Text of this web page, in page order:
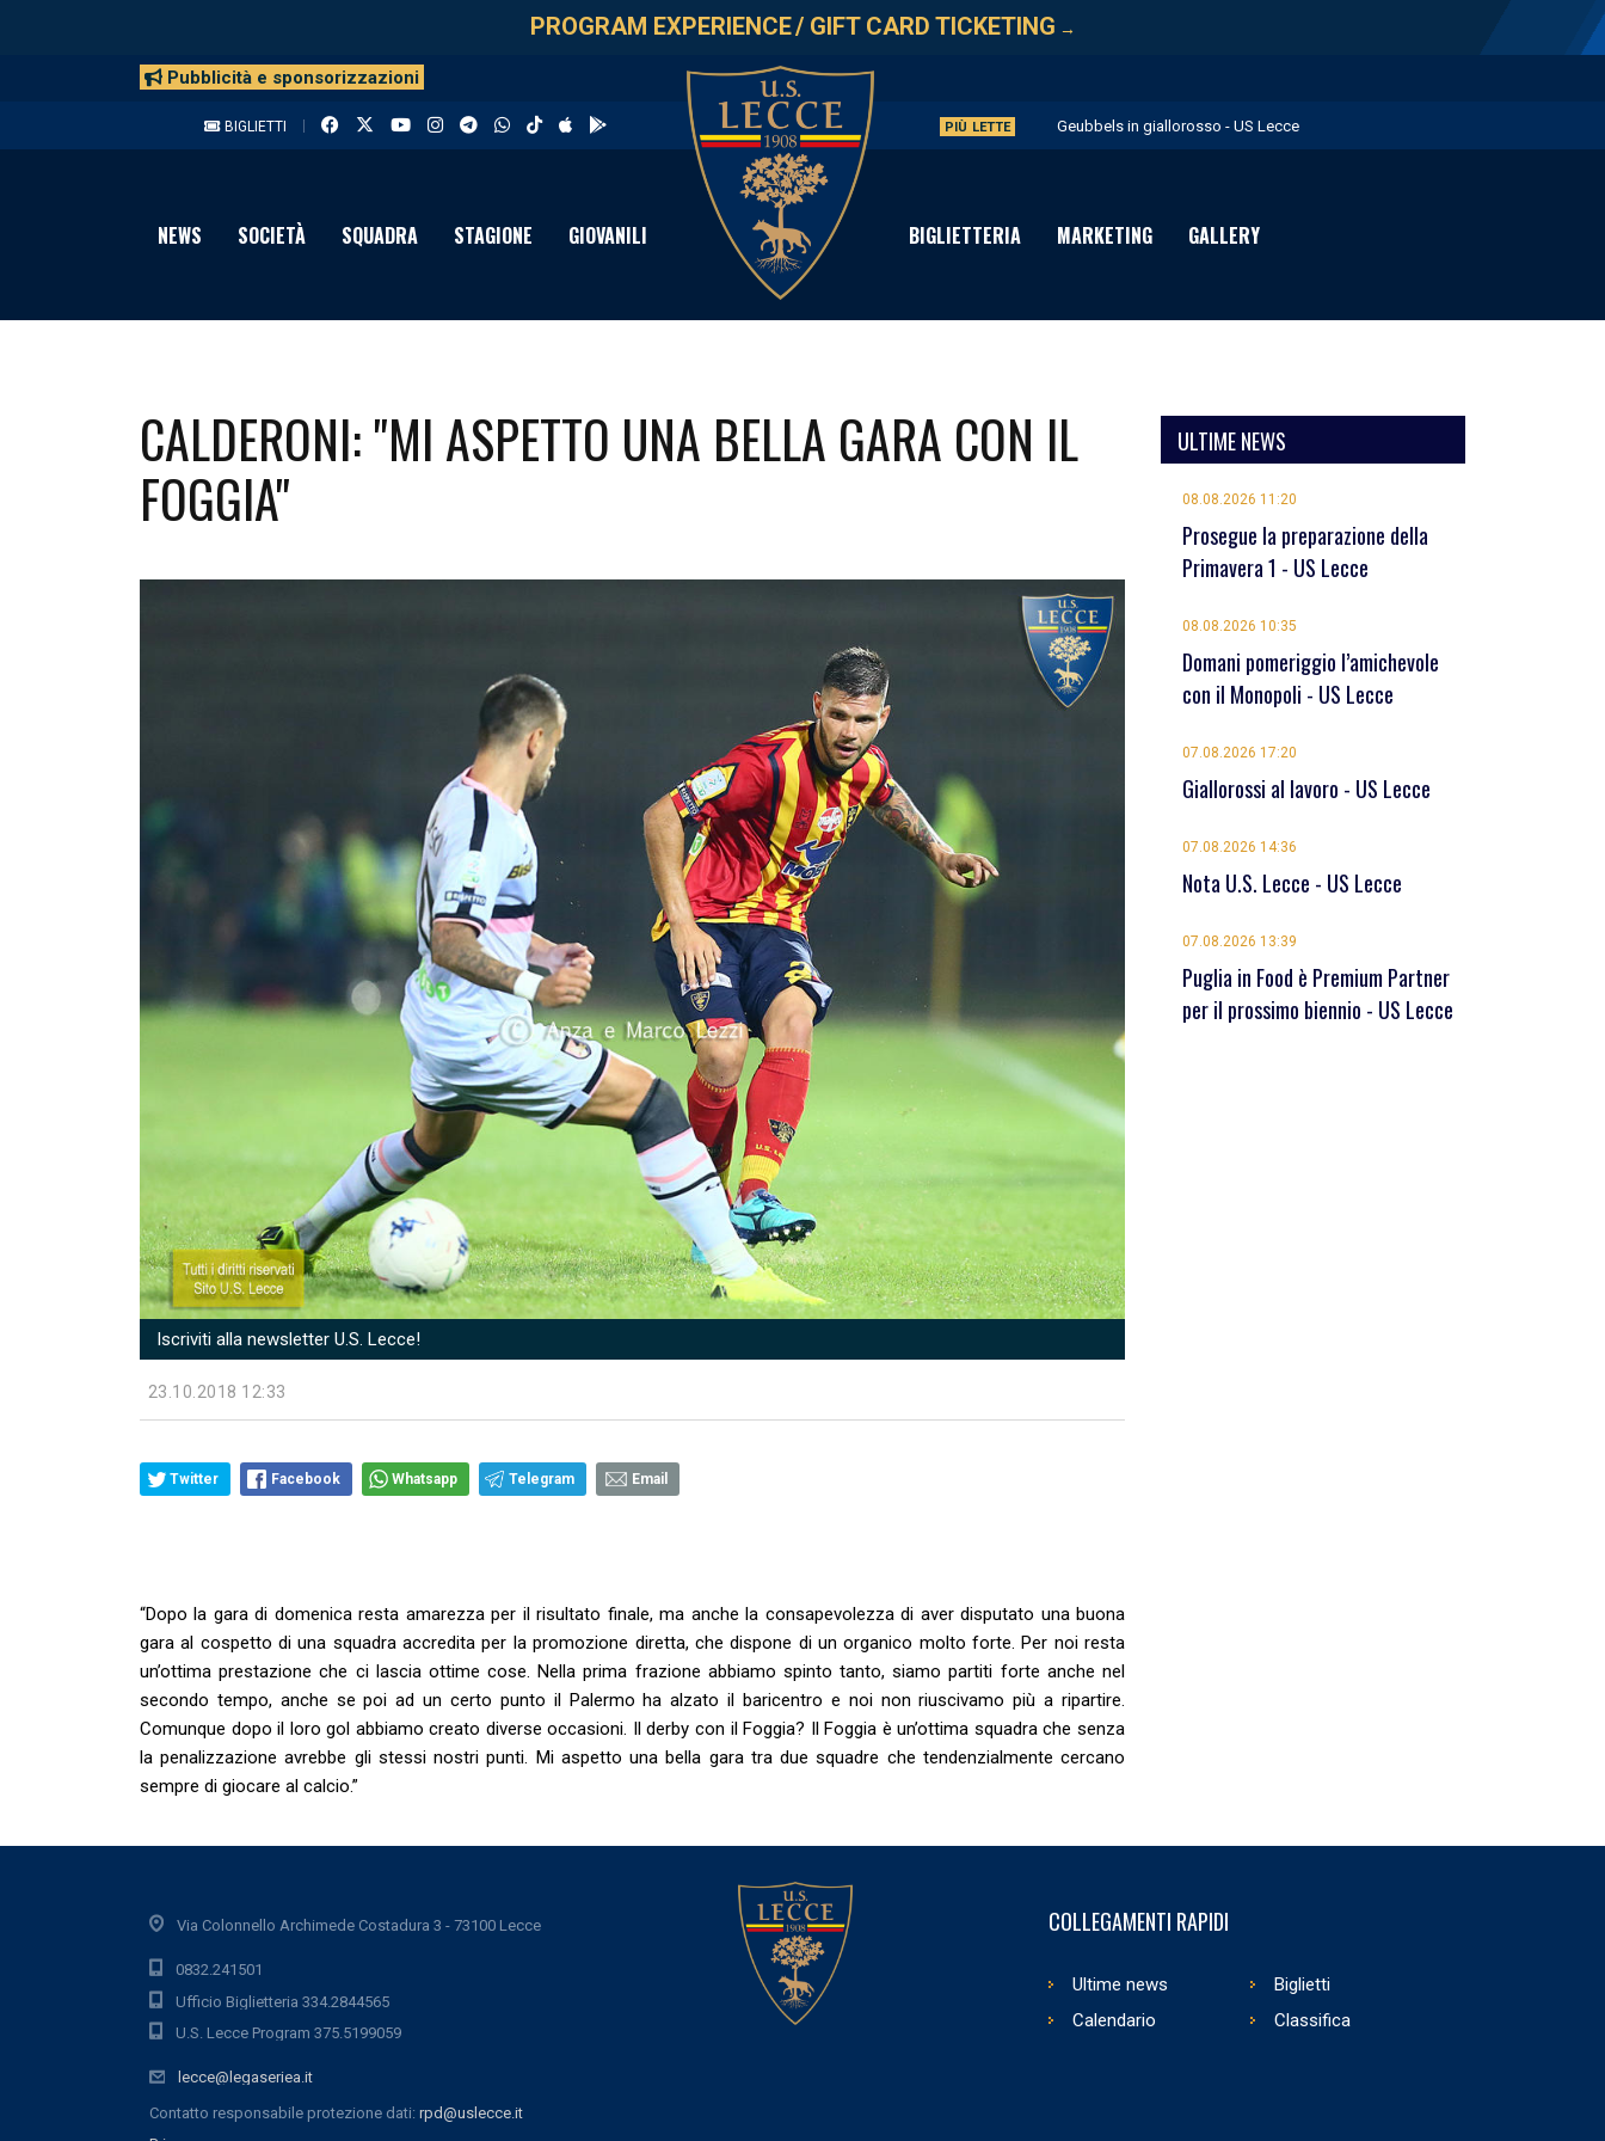
PROGRAM EXPERIENCE/ GIFT CARD TICKETING →
Pubblicità e sponsorizzazioni
BIGLIETTI PIÙ LETTE Geubbels in giallorosso - US Lecce
Aratravel è Premium Partner per la stagione 2026/27 - US Lecce
Primavera 1: Flies in giallorosso - US Lecce
NEWS SOCIETÀ SQUADRA STAGIONE GIOVANILI BIGLIETTERIA MARKETING GALLERY
CALDERONI: "MI ASPETTO UNA BELLA GARA CON IL
FOGGIA"
Iscriviti alla newsletter U.S. Lecce!
23.10.2018 12:33
Twitter Facebook Whatsapp Telegram Email
“Dopo la gara di domenica resta amarezza per il risultato finale, ma anche la consapevolezza di aver disputato una buona
gara al cospetto di una squadra accredita per la promozione diretta, che dispone di un organico molto forte. Per noi resta
un’ottima prestazione che ci lascia ottime cose. Nella prima frazione abbiamo spinto tanto, siamo partiti forte anche nel
secondo tempo, anche se poi ad un certo punto il Palermo ha alzato il baricentro e noi non riuscivamo più a ripartire.
Comunque dopo il loro gol abbiamo creato diverse occasioni. Il derby con il Foggia? Il Foggia è un’ottima squadra che senza
la penalizzazione avrebbe gli stessi nostri punti. Mi aspetto una bella gara tra due squadre che tendenzialmente cercano
sempre di giocare al calcio.”
ULTIME NEWS
08.08.2026 11:20
Prosegue la preparazione della
Primavera 1 - US Lecce
08.08.2026 10:35
Domani pomeriggio l’amichevole
con il Monopoli - US Lecce
07.08.2026 17:20
Giallorossi al lavoro - US Lecce
07.08.2026 14:36
Nota U.S. Lecce - US Lecce
07.08.2026 13:39
Puglia in Food è Premium Partner
per il prossimo biennio - US Lecce
Via Colonnello Archimede Costadura 3 - 73100 Lecce
0832.241501
Ufficio Biglietteria 334.2844565
U.S. Lecce Program 375.5199059
lecce@legaseriea.it
Contatto responsabile protezione dati: rpd@uslecce.it
COLLEGAMENTI RAPIDI
Ultime news
Biglietti
Calendario
Classifica